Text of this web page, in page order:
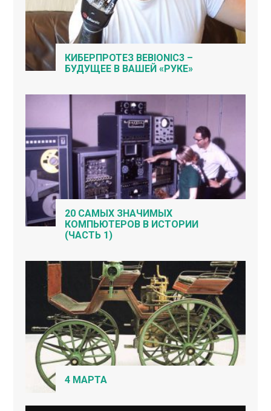
КИБЕРПРОТЕЗ BEBIONIC3 –
БУДУЩЕЕ В ВАШЕЙ «РУКЕ»
20 САМЫХ ЗНАЧИМЫХ
КОМПЬЮТЕРОВ В ИСТОРИИ
(ЧАСТЬ 1)
4 МАРТА